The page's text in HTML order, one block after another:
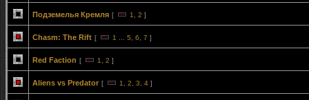
Подземелья Кремля [ 1 2 ]
Chasm: The Rift [ 1 5 6 7 ]
Red Faction [ 1 2 ]
Aliens vs Predator [ 1 2 3 4 ]